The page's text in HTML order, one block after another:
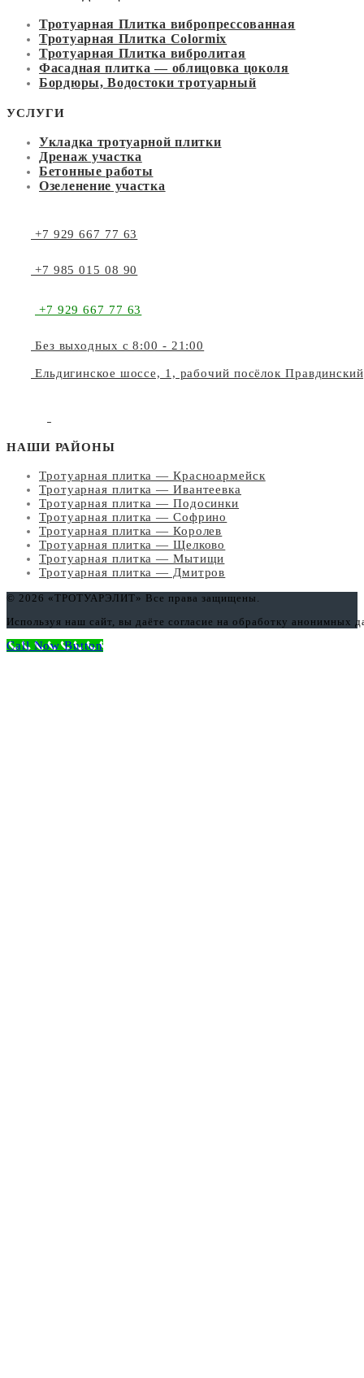
Тротуарная Плитка вибропрессованная
Тротуарная Плитка Colormix
Тротуарная Плитка вибролитая
Фасадная плитка — облицовка цоколя
Бордюры, Водостоки тротуарный
УСЛУГИ
Укладка тротуарной плитки
Дренаж участка
Бетонные работы
Озеленение участка
+7 929 667 77 63
+7 985 015 08 90
+7 929 667 77 63
Без выходных с 8:00 - 21:00
Ельдигинское шоссе, 1, рабочий посёлок
НАШИ РАЙОНЫ
Тротуарная плитка — Красноармейск
Тротуарная плитка — Ивантеевка
Тротуарная плитка — Подосинки
Тротуарная плитка — Софрино
Тротуарная плитка — Королев
Тротуарная плитка — Щелково
Тротуарная плитка — Мытищи
Тротуарная плитка — Дмитров
© 2026 «ТРОТУАРЭЛИТ» Все права защищены.
Используя наш сайт, вы даёте согласие на обработку
Call Now Button